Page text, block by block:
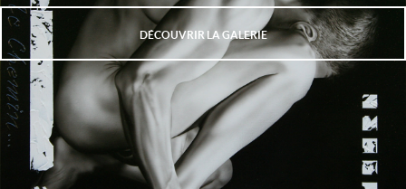
DÉCOUVRIR LA GALERIE